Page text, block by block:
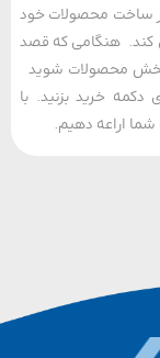
محصولات خود
هنگامی که قصد
شوید
بزنید. با
دهیم.